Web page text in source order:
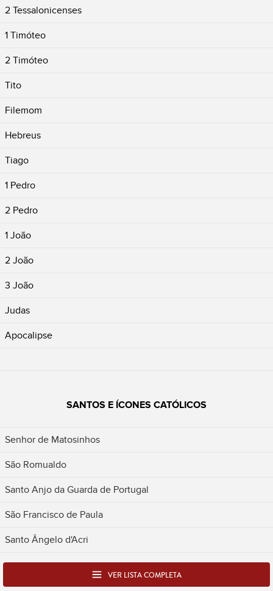
2 Tessalonicenses
1 Timóteo
2 Timóteo
Tito
Filemom
Hebreus
Tiago
1 Pedro
2 Pedro
1 João
2 João
3 João
Judas
Apocalipse
SANTOS E ÍCONES CATÓLICOS
Senhor de Matosinhos
São Romualdo
Santo Anjo da Guarda de Portugal
São Francisco de Paula
Santo Ângelo d'Acri
VER LISTA COMPLETA